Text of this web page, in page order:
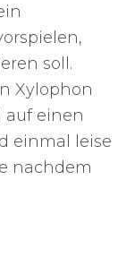
soll.
Xylophon
einen
einmal leise
nachdem